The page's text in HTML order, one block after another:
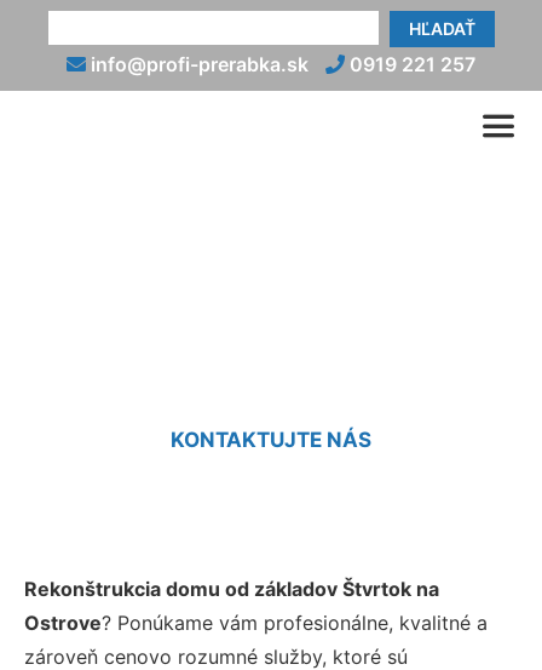
HĽADAŤ
info@profi-prerabka.sk 0919 221 257
KONTAKTUJTE NÁS
Rekonštrukcia domu od základov Štvrtok na
Ostrove? Ponúkame vám profesionálne, kvalitné a
zároveň cenovo rozumné služby, ktoré sú